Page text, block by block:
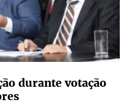
durante votação